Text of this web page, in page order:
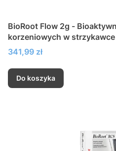
BioRoot Flow 2g -
korzeniowych w strzykawce
Cena
341,99 zł
Do koszyka